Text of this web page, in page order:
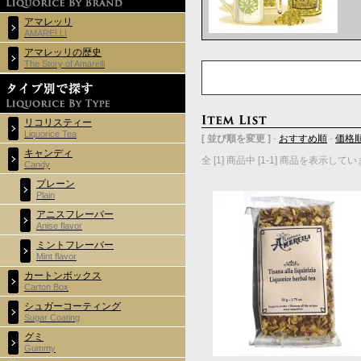
[ 並び順を変更 ] - おすすめ順 - 価格
全 [1] 商品中 [1-1] 商品を表示してい
アマレッリ
AMARELLI
アマレッリの歴史
The Story of Amarelli
リコリスティー
Liquorice Tea
キャンディ
Candy
プレーン
Plain
アニスフレーバー
Anise flavor
ミントフレーバー
Mint flavor
カートンボックス
Carton Box
シュガーコーティング
Sugar Coating
グミ
Gummy